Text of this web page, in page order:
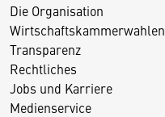
Die Organisation
Wirtschaftskammerwahlen
Transparenz
Rechtliches
Jobs und Karriere
Medienservice